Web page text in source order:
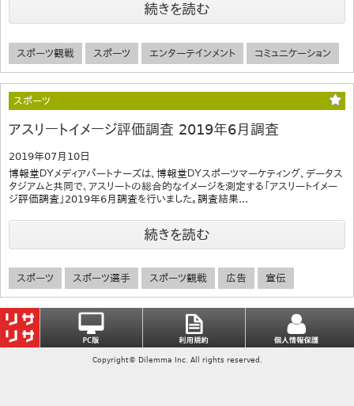
続きを読む
スポーツ観戦 スポーツ エンターテインメント コミュニケーション
スポーツ
アスリートイメージ評価調査 2019年6月調査
2019年07月10日
博報堂ＤＹメディアパートナーズは、博報堂ＤＹスポーツマーケティング、データス
タジアムと共同で、アスリートの総合的なイメージを測定する「アスリートイメー
ジ評価調査」2019年6月調査を行いました。調査結果...
続きを読む
スポーツ スポーツ選手 スポーツ観戦 広告 宣伝
Copyright© Dilemma Inc. All rights reserved.